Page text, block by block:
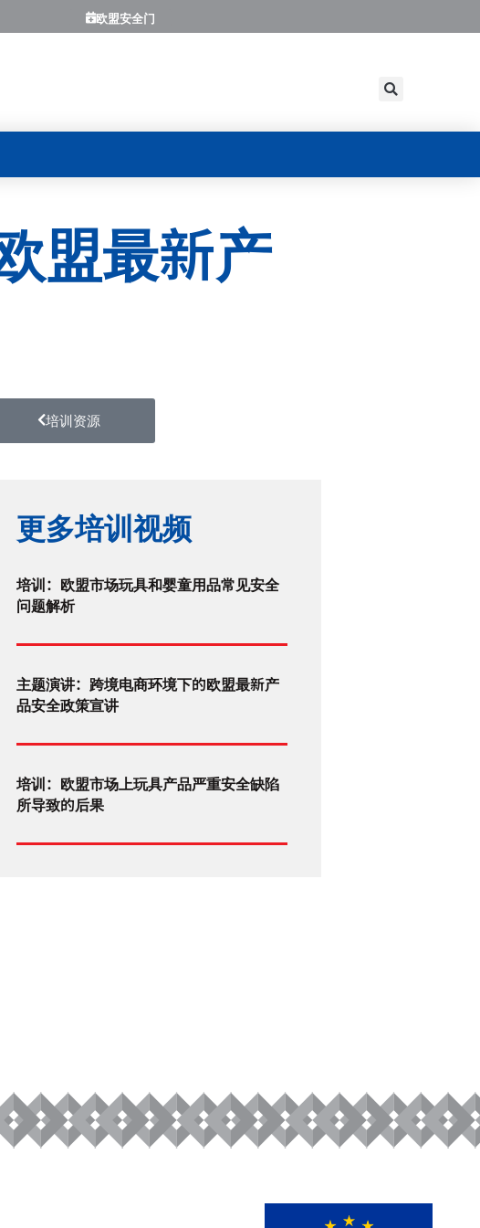
欧盟安全门
盟最新产
培训资源
更多培训视频
培训：欧盟市场玩具和婴童用品常见安全
问题解析
主题演讲：跨境电商环境下的欧盟最新产
品安全政策宣讲
培训：欧盟市场上玩具产品严重安全缺陷
所导致的后果